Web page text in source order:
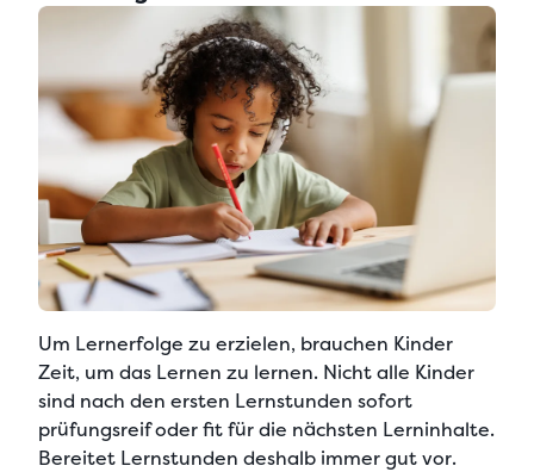
Um Lernerfolge zu erzielen, brauchen Kinder
Zeit, um das Lernen zu lernen. Nicht alle Kinder
sind nach den ersten Lernstunden sofort
prüfungsreif oder fit für die nächsten Lerninhalte.
Bereitet Lernstunden deshalb immer gut vor.